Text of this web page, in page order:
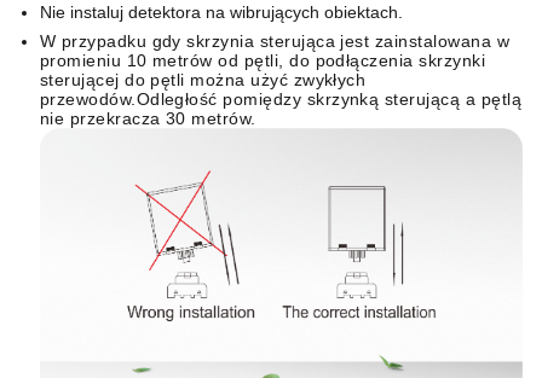
Nie instaluj detektora na wibrujących obiektach.
W przypadku gdy skrzynia sterująca jest zainstalowana w
promieniu 10 metrów od pętli, do podłączenia skrzynki
sterującej do pętli można użyć zwykłych
przewodów.Odległość pomiędzy skrzynką sterującą a pętlą
nie przekracza 30 metrów.